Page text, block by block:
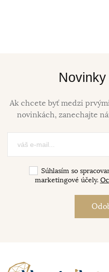
Ak chcete byť medzi
novinkách, zanechajte
Súhlasím so
marketingové účely.